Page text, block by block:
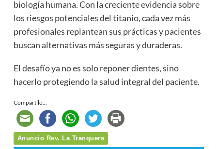
biología humana. Con la creciente evidencia sobre
los riesgos potenciales del titanio, cada vez más
profesionales replantean sus prácticas y pacientes
buscan alternativas más seguras y duraderas.
El desafío ya no es solo reponer dientes, sino
hacerlo protegiendo la salud integral del paciente.
Compartilo...
Anuncio Rev. La Tranquera